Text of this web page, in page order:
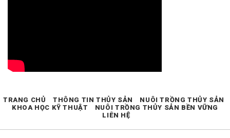
TRANG CHỦ THÔNG TIN THỦY SẢN
NUÔI TRỒNG THỦY SẢN
KHOA HỌC KỸ THUẬT
NUÔI TRỒNG THỦY SẢN BỀN VỮNG
LIÊN HỆ